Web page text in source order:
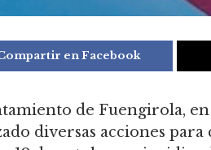
en Facebook
de Fuengirola,
diversas acciones